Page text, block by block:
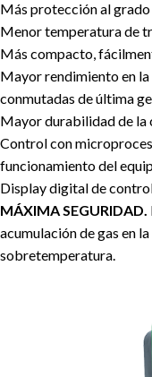
Más protección al
Menor temperatura de
Más compacto,
Mayor rendimiento en
conmutadas de última
Mayor durabilidad de la
Control con
funcionamiento del
Display digital de
MÁXIMA SEGURIDAD.
acumulación de gas en
sobretemperatura.